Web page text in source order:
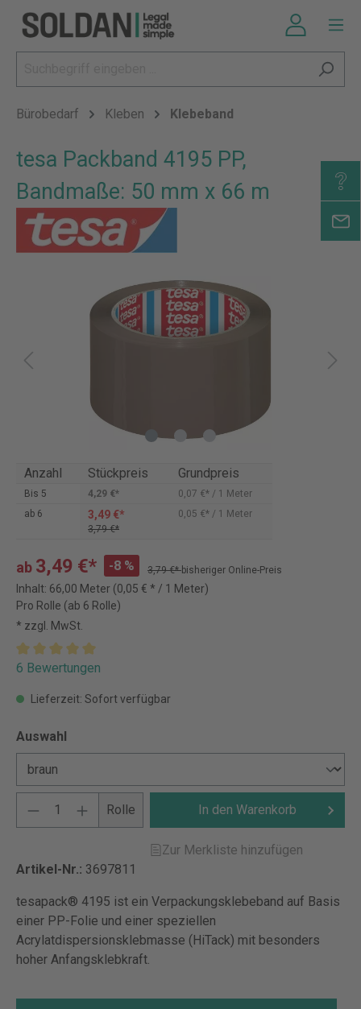
Bürobedarf Kleben Klebeband
tesa Packband 4195 PP,
Bandmaße: 50 mm x 66 m
Anzahl Stückpreis Grundpreis
Bis 5 4,29 €*
0,07 €* / 1 Meter
ab 6 3,49 €*
3,79 €*
0,05 €* / 1 Meter
ab 3,49 €* -8 % 3,79 €*bisheriger Online-Preis
Inhalt: 66,00 Meter (0,05 € * / 1 Meter)
Pro Rolle (ab 6 Rolle)
* zzgl. MwSt.
6 Bewertungen
Lieferzeit: Sofort verfügbar
Auswahl
Rolle In den Warenkorb
Zur Merkliste hinzufügen
Artikel-Nr.: 3697811
tesapack® 4195 ist ein Verpackungsklebeband auf Basis
einer PP-Folie und einer speziellen
Acrylatdispersionsklebmasse (HiTack) mit besonders
hoher Anfangsklebkraft.